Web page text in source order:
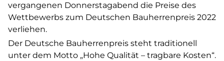
vergangenen Donnerstagabend die Preise des
Wettbewerbs zum Deutschen Bauherrenpreis 2022
verliehen.
Der Deutsche Bauherrenpreis steht traditionell
unter dem Motto „Hohe Qualität – tragbare Kosten“.